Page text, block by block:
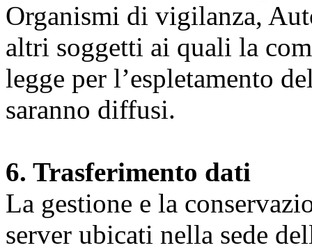
Organismi di vigilanza,
altri soggetti ai quali la
legge per l’espletamento
saranno diffusi.
6. Trasferimento dati
La gestione e la
server ubicati nella sede